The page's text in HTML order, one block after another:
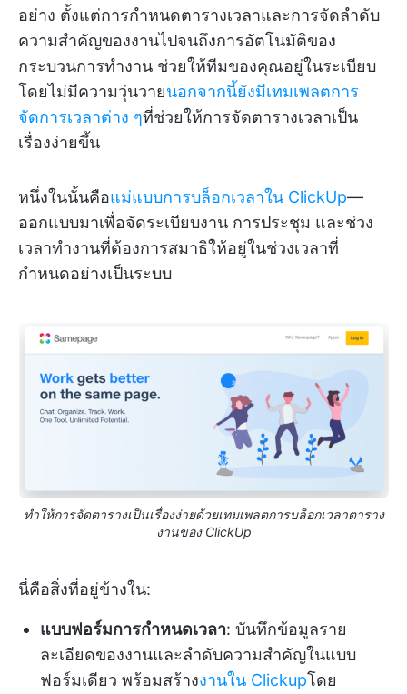
อย่าง ตั้งแต่การกำหนดตารางเวลาและการจัดลำดับ
ความสำคัญของงานไปจนถึงการอัตโนมัติของ
กระบวนการทำงาน ช่วยให้ทีมของคุณอยู่ในระเบียบ
โดยไม่มีความวุ่นวายนอกจากนี้ยังมีเทมเพลตการ
จัดการเวลาต่าง ๆที่ช่วยให้การจัดตารางเวลาเป็น
เรื่องง่ายขึ้น
หนึ่งในนั้นคือแม่แบบการบล็อกเวลาใน ClickUp—
ออกแบบมาเพื่อจัดระเบียบงาน การประชุม และช่วง
เวลาทำงานที่ต้องการสมาธิให้อยู่ในช่วงเวลาที่
กำหนดอย่างเป็นระบบ
ทำให้การจัดตารางเป็นเรื่องง่ายด้วยเทมเพลตการบล็อกเวลาตาราง
งานของ ClickUp
นี่คือสิ่งที่อยู่ข้างใน:
แบบฟอร์มการกำหนดเวลา: บันทึกข้อมูลราย
ละเอียดของงานและลำดับความสำคัญในแบบ
ฟอร์มเดียว พร้อมสร้างงานใน Clickupโดย